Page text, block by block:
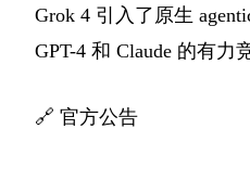
Grok 4 引入了原生
GPT-4 和 Claude 的有力
🔗 官方公告